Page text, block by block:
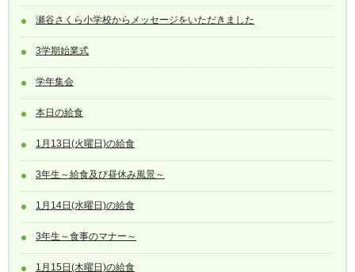
瀬谷さくら小学校からメッセージをいただきました
3学期始業式
学年集会
本日の給食
1月13日(火曜日)の給食
3年生～給食及び昼休み風景～
1月14日(水曜日)の給食
3年生～食事のマナー～
1月15日(木曜日)の給食